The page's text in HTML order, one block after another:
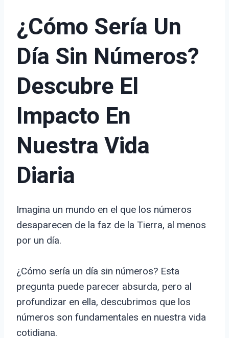
¿Cómo Sería Un
Día Sin Números?
Descubre El
Impacto En
Nuestra Vida
Diaria
Imagina un mundo en el que los números
desaparecen de la faz de la Tierra, al menos
por un día.
¿Cómo sería un día sin números? Esta
pregunta puede parecer absurda, pero al
profundizar en ella, descubrimos que los
números son fundamentales en nuestra vida
cotidiana.